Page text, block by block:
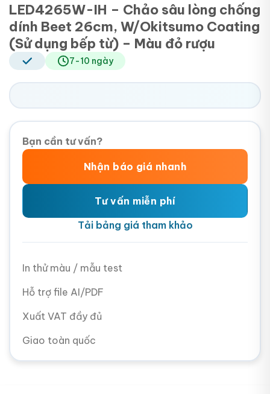
LED4265W-IH – Chảo sâu lòng chống
dính Beet 26cm, W/Okitsumo Coating
(Sử dụng bếp từ) – Màu đỏ rượu
7-10 ngày
Bạn cần tư vấn?
Nhận báo giá nhanh
Tư vấn miễn phí
Tải bảng giá tham khảo
In thử màu / mẫu test
Hỗ trợ file AI/PDF
Xuất VAT đầy đủ
Giao toàn quốc